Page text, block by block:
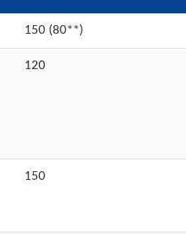
150 (80**)
120
150